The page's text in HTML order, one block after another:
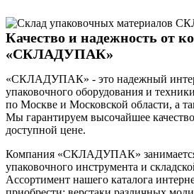
Качество и надежность от
«СКЛАДУПАК»
«СКЛАДУПАК» - это надежный
упаковочного оборудования и
по Москве и Московской области, а
Мы гарантируем высочайшее
доступной цене.
Компания «СКЛАДУПАК» занимается
упаковочного инструмента и
Ассортимент нашего каталога